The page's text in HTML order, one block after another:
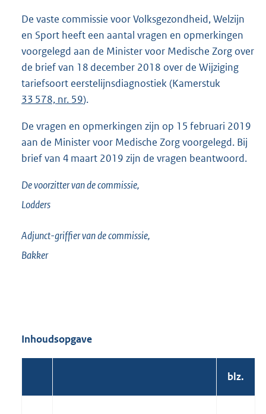
De vaste commissie voor Volksgezondheid, Welzijn
en Sport heeft een aantal vragen en opmerkingen
voorgelegd aan de Minister voor Medische Zorg over
de brief van 18 december 2018 over de Wijziging
tariefsoort eerstelijnsdiagnostiek (Kamerstuk
33 578, nr. 59).
De vragen en opmerkingen zijn op 15 februari 2019
aan de Minister voor Medische Zorg voorgelegd. Bij
brief van 4 maart 2019 zijn de vragen beantwoord.
De voorzitter van de commissie,
Lodders
Adjunct-griffier van de commissie,
Bakker
Inhoudsopgave
blz.